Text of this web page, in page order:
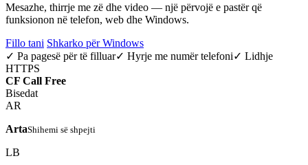
Mesazhe, thirrje me zë dhe video — një përvojë e pastër që
funksionon në telefon, web dhe Windows.
Fillo tani Shkarko për Windows
✓ Pa pagesë për të filluar✓ Hyrje me numër telefoni✓ Lidhje
HTTPS
CF Call Free
Bisedat
AR
ArtaShihemi së shpejti
LB